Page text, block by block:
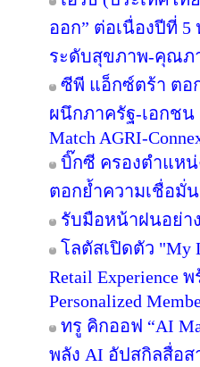
ออก” ต่อเนื่องปีที่
ระดับสุขภาพ-คุณภ
ซีพี แอ็กซ์ตร้า ตอ
ผนึกภาครัฐ-เอกชน
Match AGRI-
บิ๊กซี ครองตำแหน่ง
ตอกย้ำความเชื่อมั่
รับมือหน้าฝนอย่า
โลตัสเปิดตัว "My
Retail Experience
Personalized
ทรู คิกออฟ “AI
พลัง AI อัปสกิลสื่อ